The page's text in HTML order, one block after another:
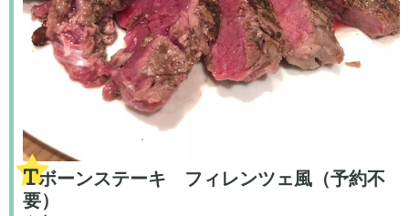
Tボーンステーキ フィレンツェ風（予約不
要）